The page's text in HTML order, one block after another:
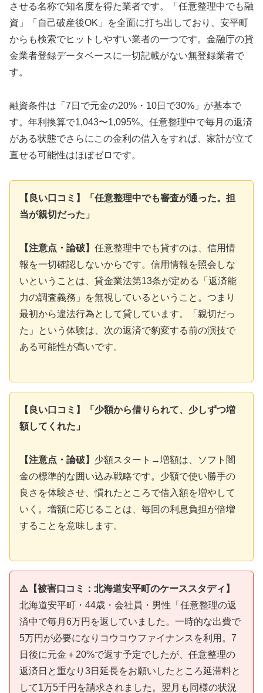
させる名称で知名度を得た業者です。「任意整理中でも融
資」「自己破産後OK」を全面に打ち出しており、安平町
からも検索でヒットしやすい業者の一つです。金融庁の貸
金業者登録データベースに一切記載がない無登録業者で
す。
融資条件は「7日で元金の20%・10日で30%」が基本で
す。年利換算で1,043〜1,095%。任意整理中で毎月の返済
がある状態でさらにこの金利の借入をすれば、家計が立て
直せる可能性はほぼゼロです。
【良い口コミ】「任意整理中でも審査が通った。担
当が親切だった」
【注意点・論破】 任意整理中でも貸すのは、信用情
報を一切確認しないからです。信用情報を照会しな
いということは、貸金業法第13条が定める「返済能
力の調査義務」を無視しているということ。つまり
最初から違法行為として貸しています。「親切だっ
た」という体験は、次の返済で豹変する前の演技で
ある可能性が高いです。
【良い口コミ】「少額から借りられて、少しずつ増
額してくれた」
【注意点・論破】 少額スタート→増額は、ソフト闇
金の標準的な囲い込み戦略です。少額で使い勝手の
良さを体験させ、慣れたところで借入額を増やして
いく。増額に応じることは、毎回の利息負担が倍増
することを意味します。
⚠️【被害口コミ：北海道安平町のケーススタディ】
北海道安平町・44歳・会社員・男性「任意整理の返
済中で毎月6万円を返していました。一時的な出費で
5万円が必要になりコウコウファイナンスを利用。7
日後に元金＋20%で返す予定でしたが、任意整理の
返済日と重なり3日延長をお願いしたところ延滞料と
して1万5千円を請求されました。翌月も同様の状況